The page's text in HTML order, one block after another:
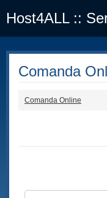
Host4ALL ::
Comanda
Comanda Online